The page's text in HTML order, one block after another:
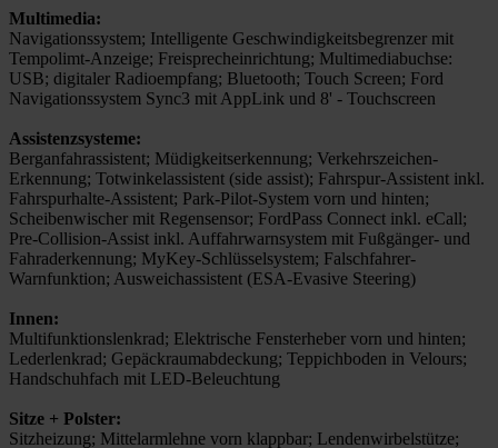
Multimedia:
Navigationssystem; Intelligente Geschwindigkeitsbegrenzer mit
Tempolimt-Anzeige; Freisprecheinrichtung; Multimediabuchse:
USB; digitaler Radioempfang; Bluetooth; Touch Screen; Ford
Navigationssystem Sync3 mit AppLink und 8' - Touchscreen
Assistenzsysteme:
Berganfahrassistent; Müdigkeitserkennung; Verkehrszeichen-
Erkennung; Totwinkelassistent (side assist); Fahrspur-Assistent inkl.
Fahrspurhalte-Assistent; Park-Pilot-System vorn und hinten;
Scheibenwischer mit Regensensor; FordPass Connect inkl. eCall;
Pre-Collision-Assist inkl. Auffahrwarnsystem mit Fußgänger- und
Fahraderkennung; MyKey-Schlüsselsystem; Falschfahrer-
Warnfunktion; Ausweichassistent (ESA-Evasive Steering)
Innen:
Multifunktionslenkrad; Elektrische Fensterheber vorn und hinten;
Lederlenkrad; Gepäckraumabdeckung; Teppichboden in Velours;
Handschuhfach mit LED-Beleuchtung
Sitze + Polster:
Sitzheizung; Mittelarmlehne vorn klappbar; Lendenwirbelstütze;